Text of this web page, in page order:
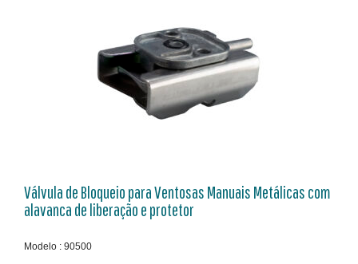
Válvula de Bloqueio para Ventosas Manuais Metálicas com
alavanca de liberação e protetor
Modelo : 90500